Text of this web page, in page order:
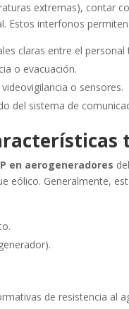
extremas), contar
Estos interfonos permiten:
claras entre el
o evacuación.
o sensores.
del sistema de
en aerogeneradores
eólico. Generalmente,
de resistencia al